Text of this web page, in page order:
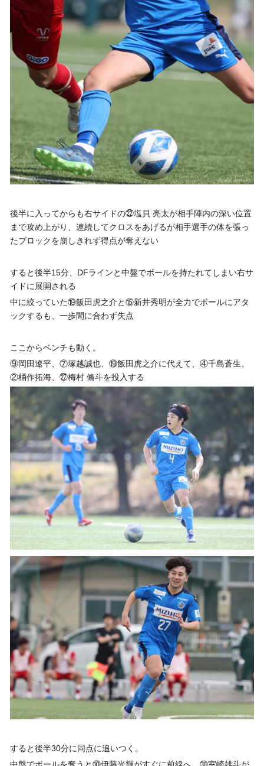
後半に入ってからも右サイドの㉒塩貝 亮太が相手陣内の深い位置
まで攻め上がり、連続してクロスをあげるが相手選手の体を張っ
たブロックを崩しきれず得点が奪えない
すると後半15分、DFラインと中盤でボールを持たれてしまい右サ
イドに展開される
中に絞っていた⑲飯田虎之介と⑮新井秀明が全力でボールにアタ
ックするも、一歩間に合わず失点
ここからベンチも動く。
⑨岡田遼平、⑦塚越誠也、⑲飯田虎之介に代えて、④千島蒼生、
②桶作拓海、㉗梅村 脩斗を投入する
すると後半30分に同点に追いつく。